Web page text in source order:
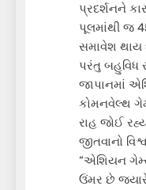
પ્રદર્શનને
પૂલમાંથી જ
સમાવેશ થાય
પરંતુ બહુવિધ
જાપાનમાં
કોમનવેલ્થ
રાહ જોઈ
જીતવાનો
“એશિયન
ઉંમર છે